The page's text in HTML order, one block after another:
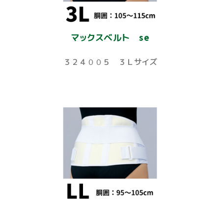
マックスベルト se
３２４００５ ３Ｌサイズ